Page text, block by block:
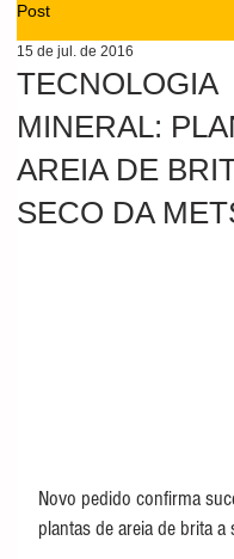
Post
TECNOLOGIA
MINERAL:
AREIA DE
SECO DA
15 de jul. de 2016
Novo pedido confirma
plantas de areia de brita a